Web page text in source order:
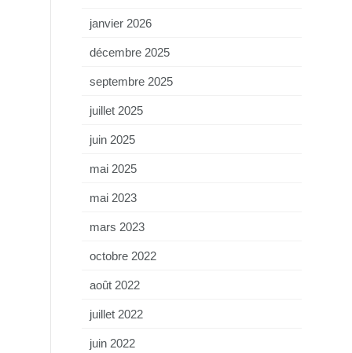
janvier 2026
décembre 2025
septembre 2025
juillet 2025
juin 2025
mai 2025
mai 2023
mars 2023
octobre 2022
août 2022
juillet 2022
juin 2022